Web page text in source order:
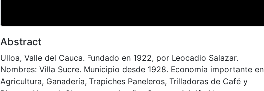
Abstract
Ulloa, Valle del Cauca. Fundado en 1922, por Leocadio Salazar.
Nombres: Villa Sucre. Municipio desde 1928. Economía importante en
Agricultura, Ganadería, Trapiches Paneleros, Trilladoras de Café y